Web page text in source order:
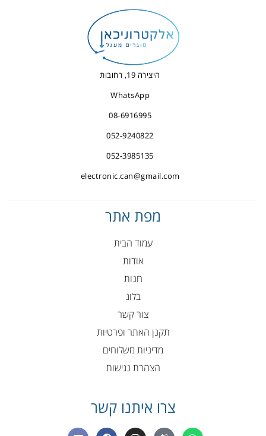
היצירה 19, רחובות
WhatsApp
08-6916995
052-9240822
052-3985135
electronic.can@gmail.com
מפת אתר
עמוד הבית
אודות
חנות
בלוג
צור קשר
תקנן האתר ופרטיות
מדיניות משלוחים
הצהרת נגישות
צרו איתנו קשר
W
P
I
F
E